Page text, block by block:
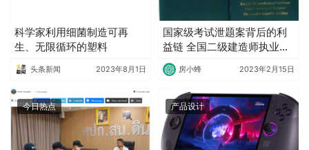
科学家利用细菌制造可再
生、无限循环的塑料
头条新闻 2023年8月1日
国家级考试泄题案背后的利
益链 全国二级建造师执业资
格考试作弊案
房小蜂 2023年2月15日
今日热点 产品设计